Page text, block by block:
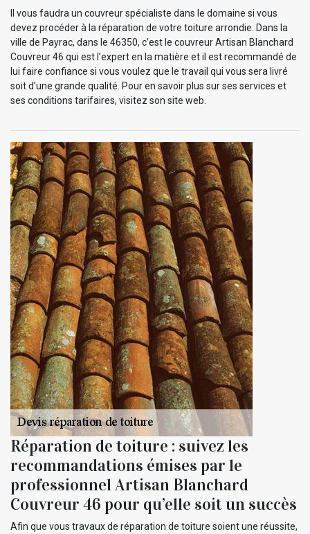
Il vous faudra un couvreur spécialiste dans le domaine si vous
devez procéder à la réparation de votre toiture arrondie. Dans la
ville de Payrac, dans le 46350, c’est le couvreur Artisan Blanchard
Couvreur 46 qui est l’expert en la matière et il est recommandé de
lui faire confiance si vous voulez que le travail qui vous sera livré
soit d’une grande qualité. Pour en savoir plus sur ses services et
ses conditions tarifaires, visitez son site web.
Réparation de toiture : suivez les
recommandations émises par le
professionnel Artisan Blanchard
Couvreur 46 pour qu’elle soit un succès
Afin que vous travaux de réparation de toiture soient une réussite,